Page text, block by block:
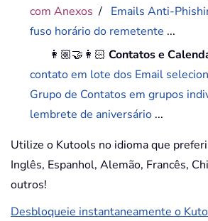
com Anexos / Emails Anti-
fuso horário do remetente ...
👩🏼‍🤝‍👩🏻Contatos e
contato em lote dos Email
Grupo de Contatos em grupos
lembrete de aniversário ...
Utilize o Kutools no idioma que
Inglês, Espanhol, Alemão, Francês,
outros!
Desbloqueie instantaneamente o